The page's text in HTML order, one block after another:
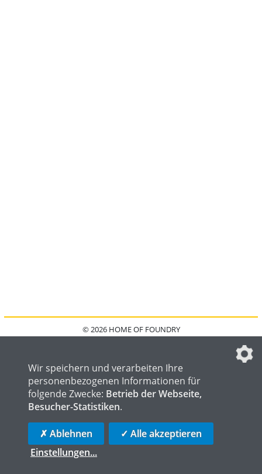
© 2026 HOME OF FOUNDRY
DATENSCHUTZEINSTELLUNGEN
HOME OF LOGISTICS
Wir speichern und verarbeiten Ihre
personenbezogenen Informationen für
folgende Zwecke: Betrieb der Webseite,
Besucher-Statistiken.
✗ Ablehnen
✓ Alle akzeptieren
Einstellungen...